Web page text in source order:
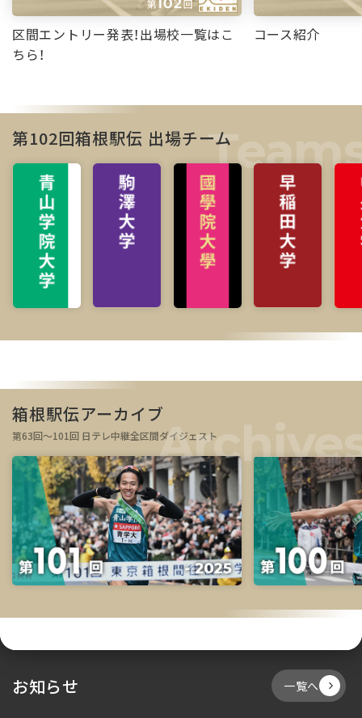
区間エントリー発表！出場校一覧はこ
ちら！
コース紹介
第102回箱根駅伝 出場チーム
箱根駅伝アーカイブ
第63回～101回 日テレ中継全区間ダイジェスト
お知らせ 一覧へ